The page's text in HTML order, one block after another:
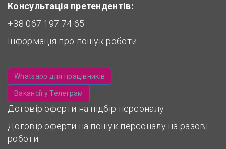
Консультація претендентів:
+38 067 197 74 65
Інформація про пошук роботи
Whatsapp для працівників
Вакансії у Телеграм
Договір оферти на підбір персоналу
Договір оферти на пошук персоналу на разові
роботи